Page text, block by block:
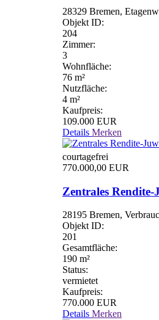
28329 Bremen,
Objekt ID:
204
Zimmer:
3
Wohnfläche:
76 m²
Nutzfläche:
4 m²
Kaufpreis:
109.000 EUR
Details Merken
courtagefrei
770.000,00 EUR
Zentrales
28195 Bremen,
Objekt ID:
201
Gesamtfläche:
190 m²
Status:
vermietet
Kaufpreis:
770.000 EUR
Details Merken